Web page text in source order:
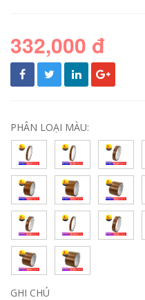
332,000 đ
PHÂN LOẠI MÀU:
GHI CHÚ